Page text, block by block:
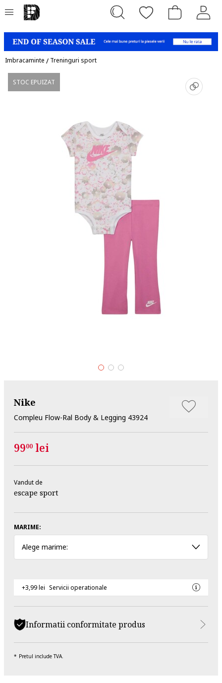
Imbracaminte / Treninguri sport
STOC EPUIZAT
Nike
Compleu Flow-Ral Body & Legging 43924
9900 lei
Vandut de
escape sport
MARIME:
Alege marime:
+3,99 lei Servicii operationale
Informatii conformitate produs
Pretul include TVA.